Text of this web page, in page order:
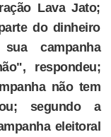
Lava Jato;
do dinheiro
campanha
respondeu;
não tem
segundo a
eleitoral